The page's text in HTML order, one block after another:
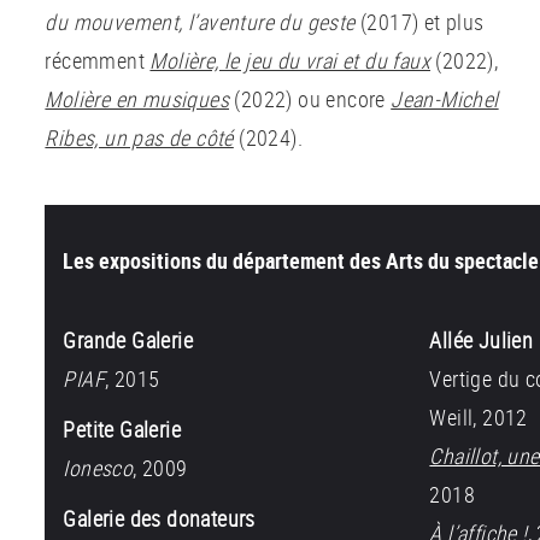
du mouvement, l’aventure du geste(2017) et plus
récemment Molière, le jeu du vrai et du faux(2022),
Molière en musiques(2022) ou encore Jean-Michel
Ribes, un pas de côté(2024).
Les expositions du département des Arts du
Grande Galerie
PIAF, 2015
Petite Galerie
Ionesco, 2009
Galerie des donateurs
Allée Julien
Vertige du
Weill, 2012
Chaillot,
2018
À l’affiche !,